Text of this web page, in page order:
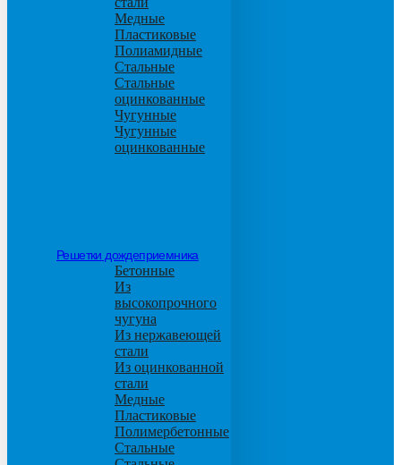
Медные
Пластиковые
Полиамидные
Стальные
Стальные
оцинкованные
Чугунные
Чугунные
оцинкованные
Решетки дождеприемника
Бетонные
Из
высокопрочного
чугуна
Из нержавеющей
стали
Из оцинкованной
стали
Медные
Пластиковые
Полимербетонные
Стальные